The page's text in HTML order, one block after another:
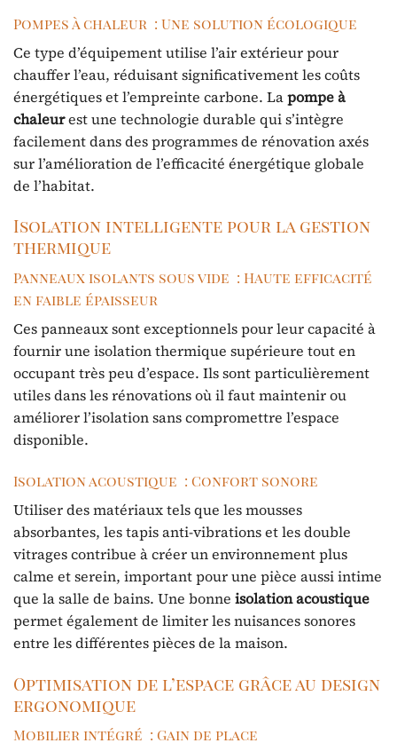
Pompes à chaleur : Une solution écologique
Ce type d’équipement utilise l’air extérieur pour
chauffer l’eau, réduisant significativement les coûts
énergétiques et l’empreinte carbone. Lapompe à
chaleurest une technologie durable qui s’intègre
facilement dans des programmes de rénovation axés
sur l’amélioration de l’efficacité énergétique globale
de l’habitat.
Isolation intelligente pour la gestion
thermique
Panneaux isolants sous vide : Haute efficacité
en faible épaisseur
Ces panneaux sont exceptionnels pour leur capacité à
fournir une isolation thermique supérieure tout en
occupant très peu d’espace. Ils sont particulièrement
utiles dans les rénovations où il faut maintenir ou
améliorer l’isolation sans compromettre l’espace
disponible.
Isolation acoustique : Confort sonore
Utiliser des matériaux tels que les mousses
absorbantes, les tapis anti-vibrations et les double
vitrages contribue à créer un environnement plus
calme et serein, important pour une pièce aussi intime
que la salle de bains. Une bonne isolation acoustique
permet également de limiter les nuisances sonores
entre les différentes pièces de la maison.
Optimisation de l’espace grâce au design
ergonomique
Mobilier intégré : Gain de place